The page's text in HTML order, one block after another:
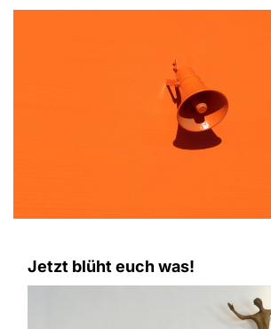
Jetzt blüht euch was!